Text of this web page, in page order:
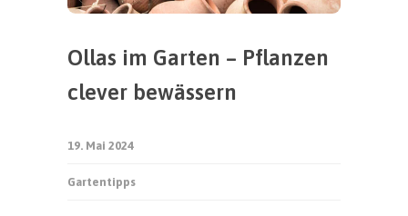
Ollas im Garten – Pflanzen
clever bewässern
19. Mai 2024
Gartentipps